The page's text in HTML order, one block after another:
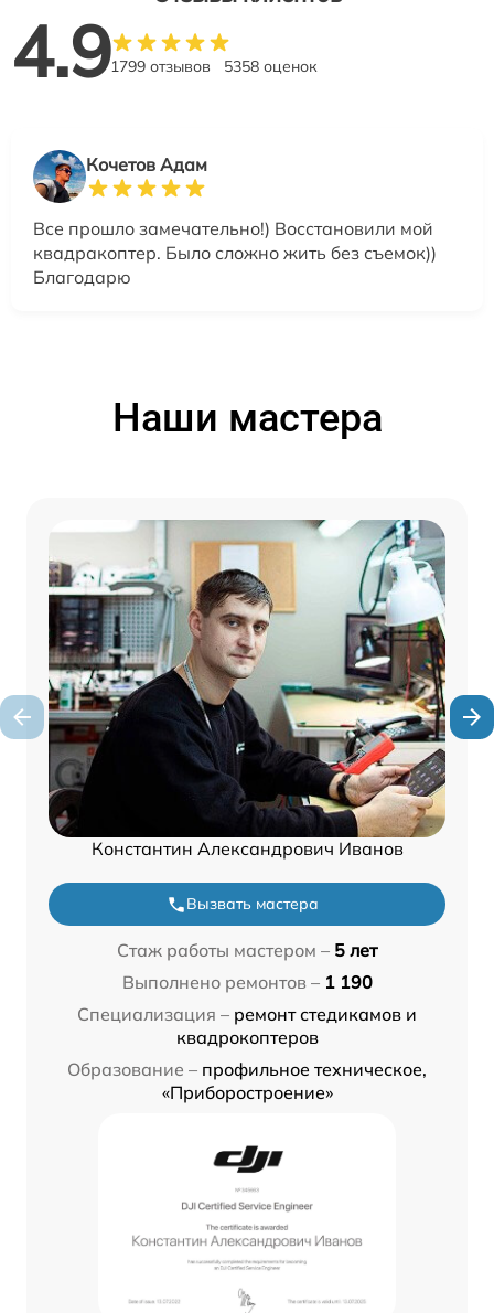
4.91799 отзывов 5358 оценок
Кочетов Адам
Все прошло замечательно!) Восстановили мой
квадракоптер. Было сложно жить без съемок))
Благодарю
Наши мастера
Константин Александрович Иванов
Вызвать мастера
Стаж работы мастером – 5 лет
Выполнено ремонтов – 1 190
Специализация – ремонт стедикамов и
квадрокоптеров
Образование – профильное техническое,
«Приборостроение»